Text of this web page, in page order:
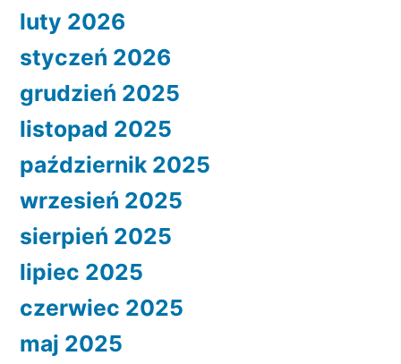
luty 2026
styczeń 2026
grudzień 2025
listopad 2025
październik 2025
wrzesień 2025
sierpień 2025
lipiec 2025
czerwiec 2025
maj 2025